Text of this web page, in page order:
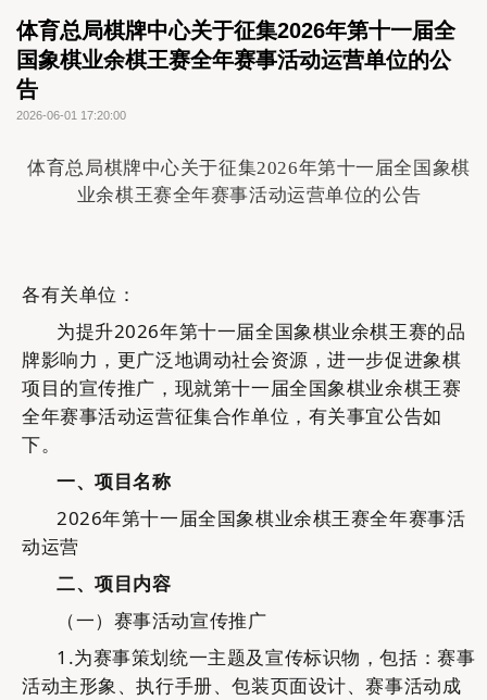
体育总局棋牌中心关于征集2026年第十一届全
国象棋业余棋王赛全年赛事活动运营单位的公
告
2026-06-01 17:20:00
体育总局棋牌中心关于征集2026年第十一届全国象棋
业余棋王赛全年赛事活动运营单位的公告
各有关单位：
为提升2026年第十一届全国象棋业余棋王赛的品
牌影响力，更广泛地调动社会资源，进一步促进象棋
项目的宣传推广，现就第十一届全国象棋业余棋王赛
全年赛事活动运营征集合作单位 ，有关事宜公告如
下。
一、项目名称
2026年第十一届全国象棋业余棋王赛全年赛事活
动运营
二、项目内容
（一） 赛事活动宣传推广
1.为赛事策划统一主题及宣传标识物，包括：赛事
活动主形象、执行手册、包装页面设计、赛事活动成